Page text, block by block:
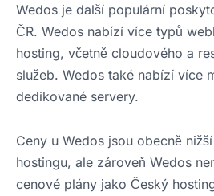
Wedos je další populární
ČR. Wedos nabízí více typů
hosting, včetně cloudového a
služeb. Wedos také nabízí více
dedikované servery.
Ceny u Wedos jsou obecně
hostingu, ale zároveň Wedos
cenové plány jako Český